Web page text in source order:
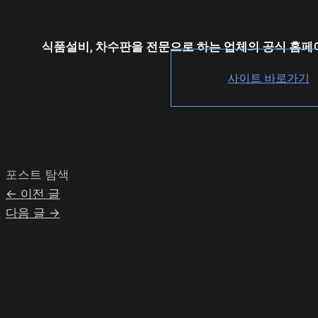
식품설비, 차수판을 전문으로 하는 업체의 공식 홈
사이트 바로가기
포스트 탐색
← 이전 글
다음 글 →